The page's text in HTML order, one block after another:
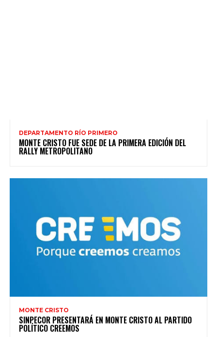
DEPARTAMENTO RÍO PRIMERO
MONTE CRISTO FUE SEDE DE LA PRIMERA EDICIÓN DEL
RALLY METROPOLITANO
MONTE CRISTO
SINPECOR PRESENTARÁ EN MONTE CRISTO AL PARTIDO
POLÍTICO CREEMOS